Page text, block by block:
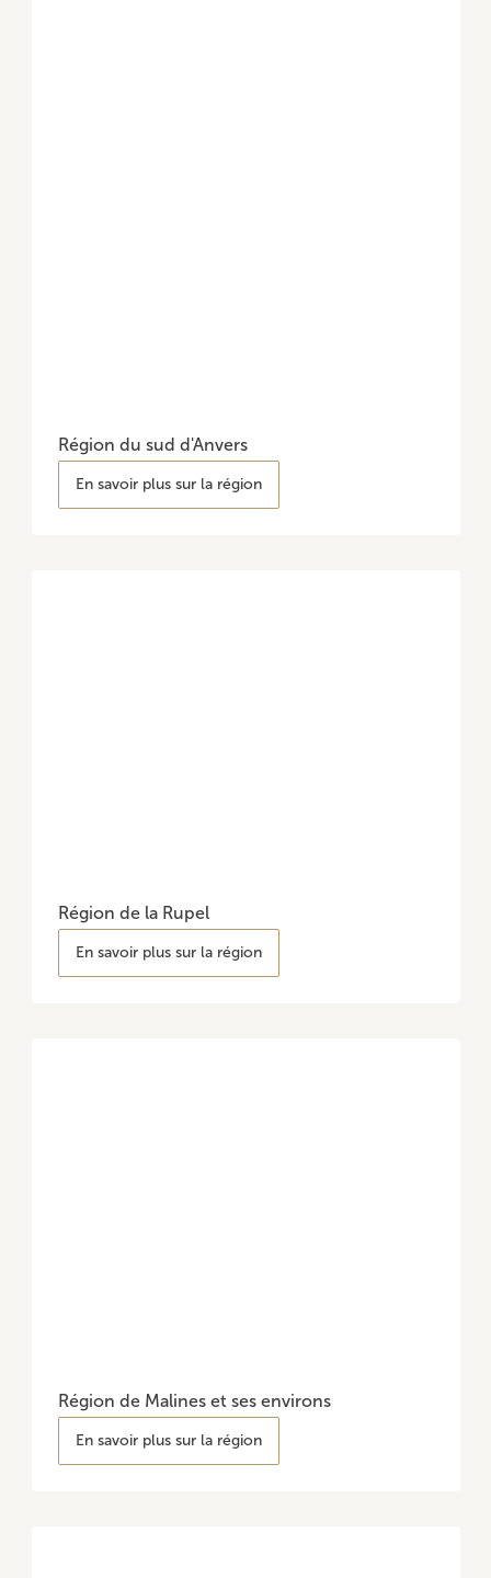
Région du sud d'Anvers
En savoir plus sur la région
Région de la Rupel
En savoir plus sur la région
Région de Malines et ses environs
En savoir plus sur la région